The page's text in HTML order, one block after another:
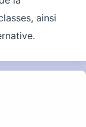
ainsi